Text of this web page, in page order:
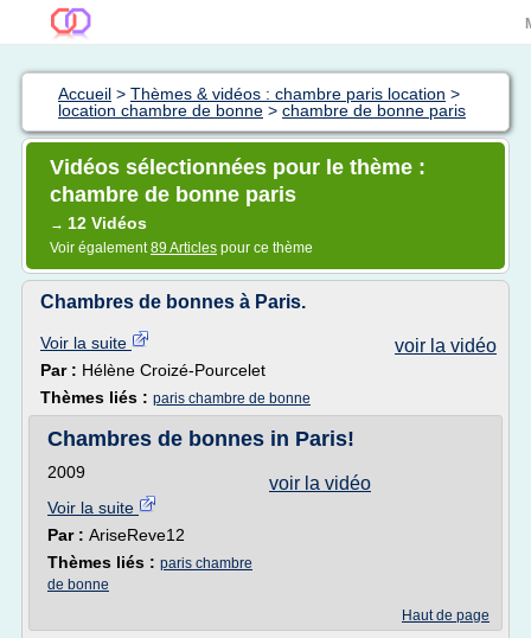
Accueil > Thèmes & vidéos : chambre paris location >
location chambre de bonne > chambre de bonne paris
Vidéos sélectionnées pour le thème :
chambre de bonne paris
→ 12 Vidéos
Voir également89 Articles pour ce thème
Chambres de bonnes à Paris.
voir la vidéo
Voir la suite
Par : Hélène Croizé-Pourcelet
Thèmes liés : paris chambre de bonne
Chambres de bonnes in Paris!
voir la vidéo
2009
Voir la suite
Par : AriseReve12
Thèmes liés : paris chambre
de bonne
Haut de page